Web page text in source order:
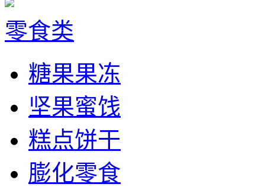
零食类
糖果果冻
坚果蜜饯
糕点饼干
膨化零食